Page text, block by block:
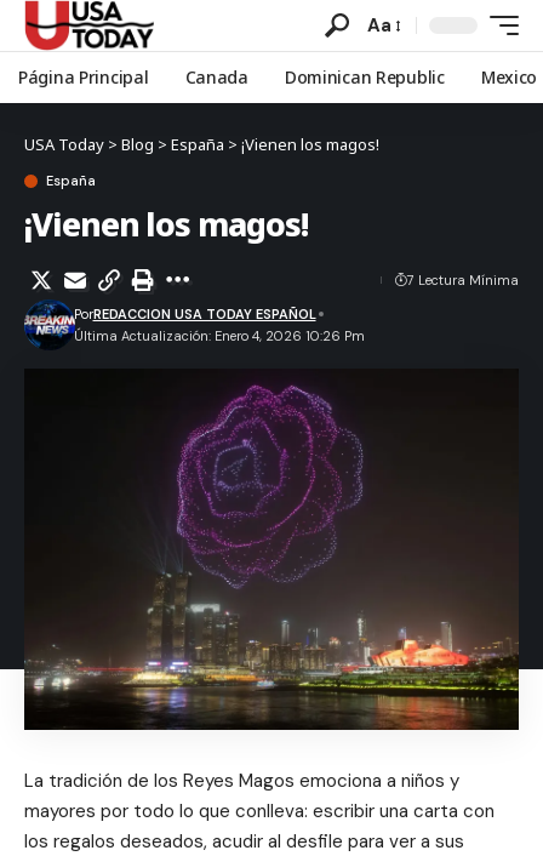
Aa
Página Principal Canada Dominican Republic Mexico
USA Today > Blog > España > ¡Vienen los magos!
España
¡Vienen los magos!
Última Actualización: Enero 4, 2026 10:26 Pm
PorREDACCION USA TODAY ESPAÑOL
7 Lectura Mínima
La tradición de los Reyes Magos emociona a niños y
mayores por todo lo que conlleva: escribir una carta con
los regalos deseados, acudir al desfile para ver a sus